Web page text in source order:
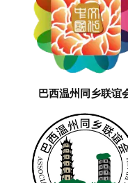
巴西温州同乡联谊